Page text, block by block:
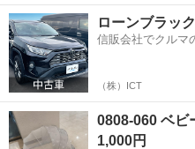
東京 足立区 西新井駅
ローンブラッ
信販会社でクルマ
（株）ICT
0808-060 ベビ
1,000円